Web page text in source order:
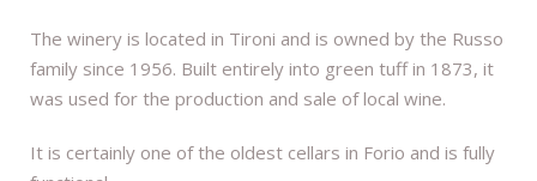
The winery is located in Tironi and is owned by the Russo
family since 1956. Built entirely into green tuff in 1873, it
was used for the production and sale of local wine.
It is certainly one of the oldest cellars in Forio and is fully